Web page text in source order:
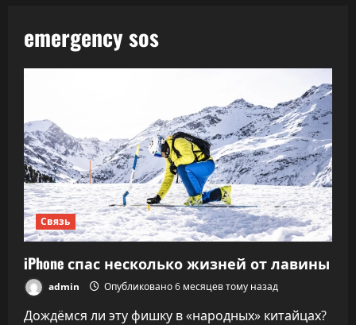
emergency sos
Связь
iPhone спас несколько жизней от лавины
admin Опубликовано 6 месяцев тому назад
Дождёмся ли эту фишку в «народных» китайцах?